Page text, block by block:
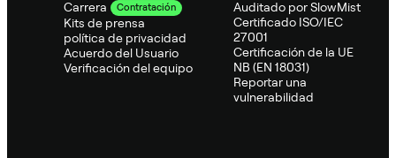
Carrera
Contratación
Kits de prensa
política de privacidad
Acuerdo del Usuario
Verificación del equipo
Auditado por SlowMist
Certificado ISO/IEC
27001
Certificación de la UE
NB (EN 18031)
Reportar una
vulnerabilidad